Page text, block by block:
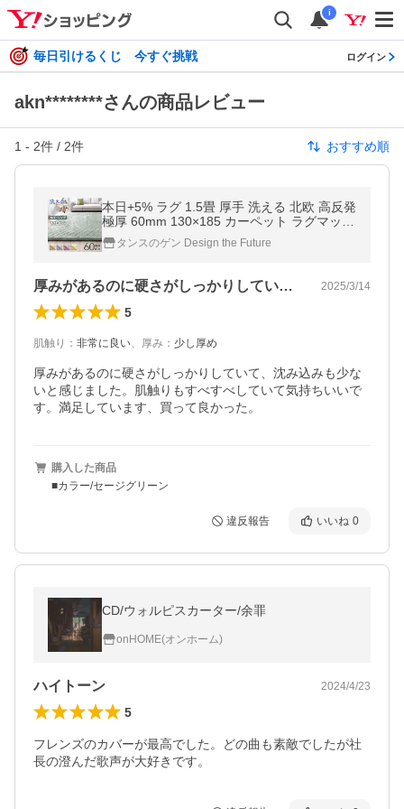
i
毎日引けるくじ 今すぐ挑戦 ログイン
akn********さんの商品レビュー
1 - 2件 / 2件 おすすめ順
本日+5% ラグ 1.5畳 厚手 洗える 北欧 高反発
極厚 60mm 130×185 カーペット ラグマット
おしゃれ 高反発ラグ 滑り止め オールシーズ
ン 抗菌 防ダニ 防音
タンスのゲン Design the Future
厚みがあるのに硬さがしっかりしていて、… 2025/3/14
5
肌触り ： 非常に良い、 厚み ： 少し厚め
厚みがあるのに硬さがしっかりしていて、沈み込みも少な
いと感じました。肌触りもすべすべしていて気持ちいいで
す。満足しています、買って良かった。
購入した商品
■カラー/セージグリーン
違反報告 いいね 0
CD/ウォルピスカーター/余罪
onHOME(オンホーム)
ハイトーン 2024/4/23
5
フレンズのカバーが最高でした。どの曲も素敵でしたが社
長の澄んだ歌声が大好きです。